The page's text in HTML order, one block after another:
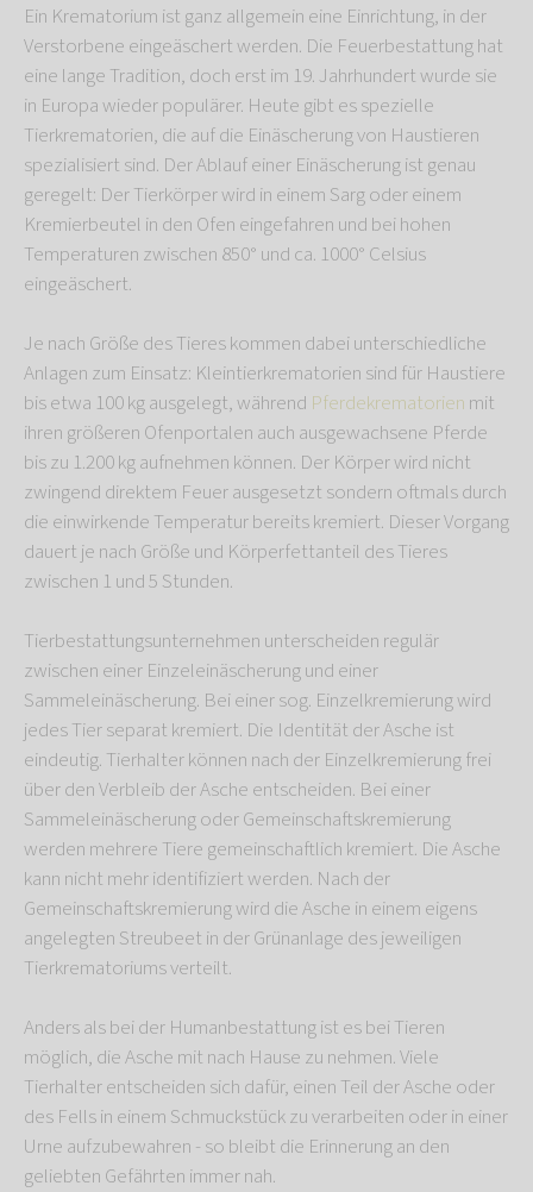
Ein Krematorium ist ganz allgemein eine Einrichtung, in der
Verstorbene eingeäschert werden. Die Feuerbestattung hat
eine lange Tradition, doch erst im 19. Jahrhundert wurde sie
in Europa wieder populärer. Heute gibt es spezielle
Tierkrematorien, die auf die Einäscherung von Haustieren
spezialisiert sind. Der Ablauf einer Einäscherung ist genau
geregelt: Der Tierkörper wird in einem Sarg oder einem
Kremierbeutel in den Ofen eingefahren und bei hohen
Temperaturen zwischen 850° und ca. 1000° Celsius
eingeäschert.
Je nach Größe des Tieres kommen dabei unterschiedliche
Anlagen zum Einsatz: Kleintierkrematorien sind für Haustiere
bis etwa 100 kg ausgelegt, während Pferdekrematorien mit
ihren größeren Ofenportalen auch ausgewachsene Pferde
bis zu 1.200 kg aufnehmen können. Der Körper wird nicht
zwingend direktem Feuer ausgesetzt sondern oftmals durch
die einwirkende Temperatur bereits kremiert. Dieser Vorgang
dauert je nach Größe und Körperfettanteil des Tieres
zwischen 1 und 5 Stunden.
Tierbestattungsunternehmen unterscheiden regulär
zwischen einer Einzeleinäscherung und einer
Sammeleinäscherung. Bei einer sog. Einzelkremierung wird
jedes Tier separat kremiert. Die Identität der Asche ist
eindeutig. Tierhalter können nach der Einzelkremierung frei
über den Verbleib der Asche entscheiden. Bei einer
Sammeleinäscherung oder Gemeinschaftskremierung
werden mehrere Tiere gemeinschaftlich kremiert. Die Asche
kann nicht mehr identifiziert werden. Nach der
Gemeinschaftskremierung wird die Asche in einem eigens
angelegten Streubeet in der Grünanlage des jeweiligen
Tierkrematoriums verteilt.
Anders als bei der Humanbestattung ist es bei Tieren
möglich, die Asche mit nach Hause zu nehmen. Viele
Tierhalter entscheiden sich dafür, einen Teil der Asche oder
des Fells in einem Schmuckstück zu verarbeiten oder in einer
Urne aufzubewahren - so bleibt die Erinnerung an den
geliebten Gefährten immer nah.